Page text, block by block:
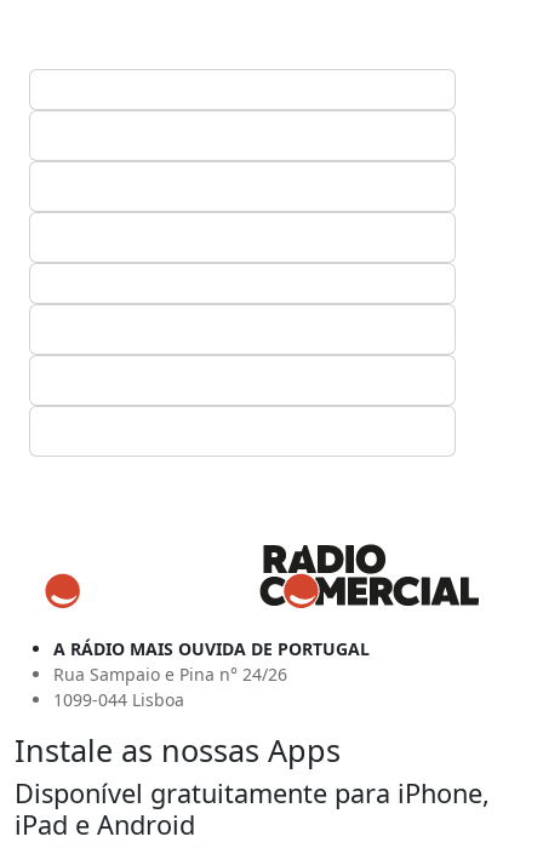
A RÁDIO MAIS OUVIDA DE PORTUGAL
Rua Sampaio e Pina n° 24/26
1099-044 Lisboa
Instale as nossas Apps
Disponível gratuitamente para iPhone,
iPad e Android